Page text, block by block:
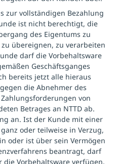
zur vollständigen Bezahlung
ist nicht berechtigt, die
des Eigentums zu
übereignen, zu verarbeiten
darf die Vorbehaltsware
Geschäftsganges
bereits jetzt alle hieraus
die Abnehmer des
von
Betrages an NTTD ab.
an. Ist der Kunde mit einer
oder teilweise in Verzug,
oder ist über sein Vermögen
beantragt, darf
Vorbehaltsware verfügen.